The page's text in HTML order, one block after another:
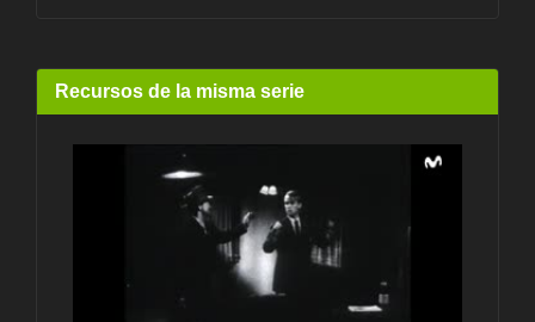
Recursos de la misma serie